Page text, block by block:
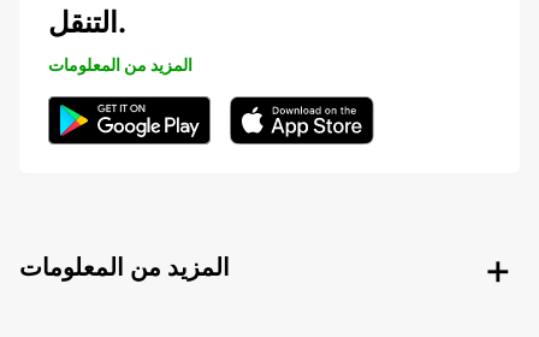
التنقل.
المزيد من المعلومات
المزيد من المعلومات